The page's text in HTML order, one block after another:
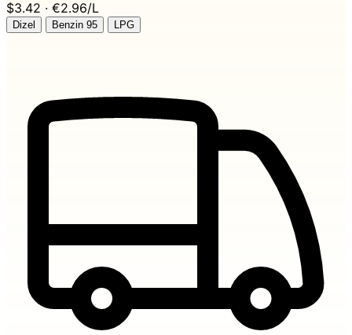
$3.42 · €2.96/L
Dizel Benzin 95 LPG